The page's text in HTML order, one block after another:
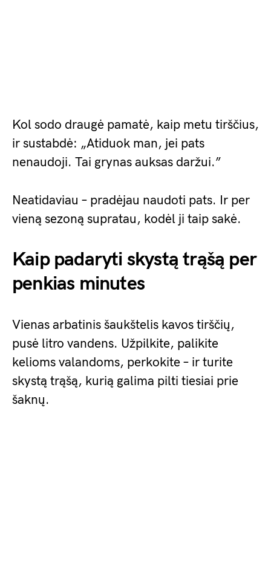
Kol sodo draugė pamatė, kaip metu tirščius,
ir sustabdė: „Atiduok man, jei pats
nenaudoji. Tai grynas auksas daržui.”
Neatidaviau – pradėjau naudoti pats. Ir per
vieną sezoną supratau, kodėl ji taip sakė.
Kaip padaryti skystą trąšą per
penkias minutes
Vienas arbatinis šaukštelis kavos tirščių,
pusė litro vandens. Užpilkite, palikite
kelioms valandoms, perkokite – ir turite
skystą trąšą, kurią galima pilti tiesiai prie
šaknų.